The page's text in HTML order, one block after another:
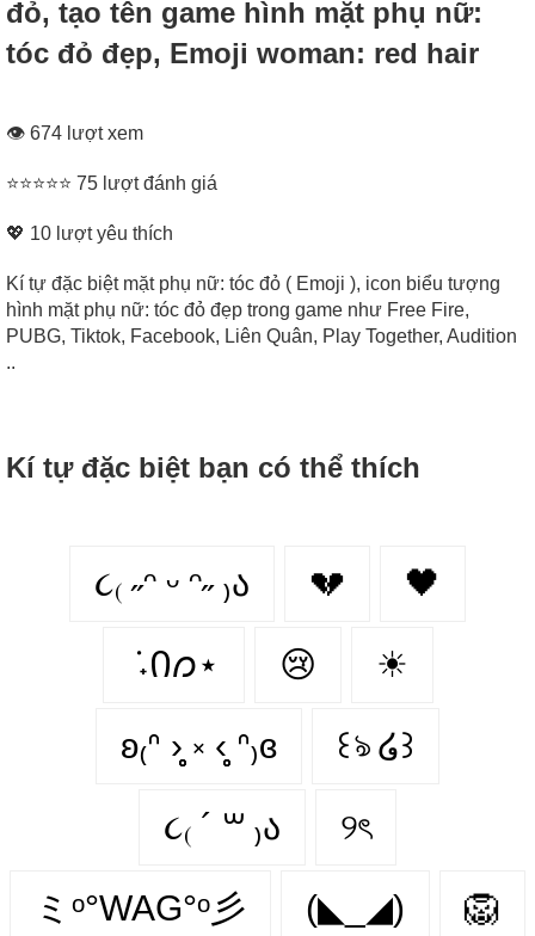
đỏ, tạo tên game hình mặt phụ nữ:
tóc đỏ đẹp, Emoji woman: red hair
👁 674 lượt xem
⭐⭐⭐⭐⭐ 75 lượt đánh giá
💖 10 lượt yêu thích
Kí tự đặc biệt mặt phụ nữ: tóc đỏ ( Emoji ), icon biểu tượng
hình mặt phụ nữ: tóc đỏ đẹp trong game như Free Fire,
PUBG, Tiktok, Facebook, Liên Quân, Play Together, Audition
..
Kí tự đặc biệt bạn có thể thích
૮₍ ˶ᵔ ᵕ ᵔ˶ ₎ა 💔 🖤
݁ ˖Ი𐑼⋆ 😢 ☀
ʚ₍ᐢ ›̥̥̥ ༝ ‹̥̥̥ ᐢ₎ɞ ꒰ঌ ໒꒱
૮₍ ´ ꒳ ₎ა ୨ৎ
ミᵒ°WAG°ᵒ彡 (◣_◢) 🦁